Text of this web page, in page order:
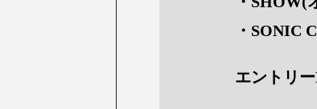
・SONIC
エントリ